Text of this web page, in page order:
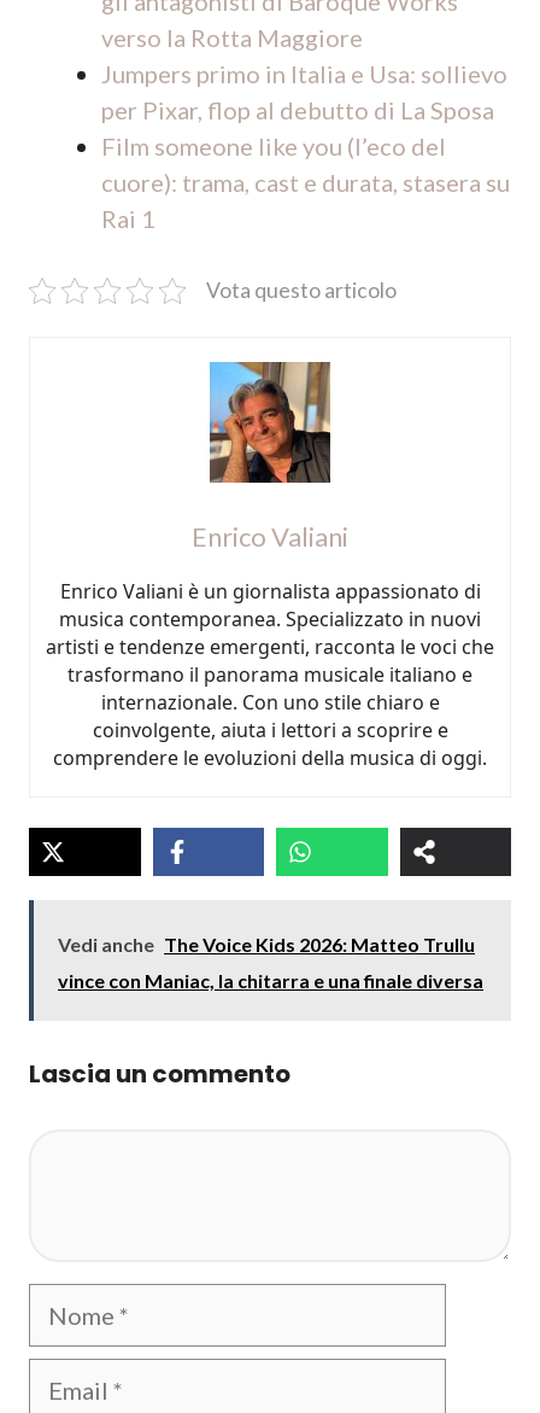
verso la Rotta Maggiore
Jumpers primo in Italia e Usa: sollievo
per Pixar, flop al debutto di La Sposa
Film someone like you (l’eco del
cuore): trama, cast e durata, stasera su
Rai 1
Vota questo articolo
Enrico Valiani
Enrico Valiani è un giornalista appassionato di
musica contemporanea. Specializzato in nuovi
artisti e tendenze emergenti, racconta le voci che
trasformano il panorama musicale italiano e
internazionale. Con uno stile chiaro e
coinvolgente, aiuta i lettori a scoprire e
comprendere le evoluzioni della musica di oggi.
Vedi anche The Voice Kids 2026: Matteo Trullu
vince con Maniac, la chitarra e una finale diversa
Lascia un commento
Nome
Email